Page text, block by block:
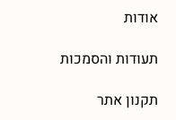
אודות
תעודות והסמכות
תקנון אתר